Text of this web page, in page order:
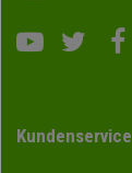
Kundenservice